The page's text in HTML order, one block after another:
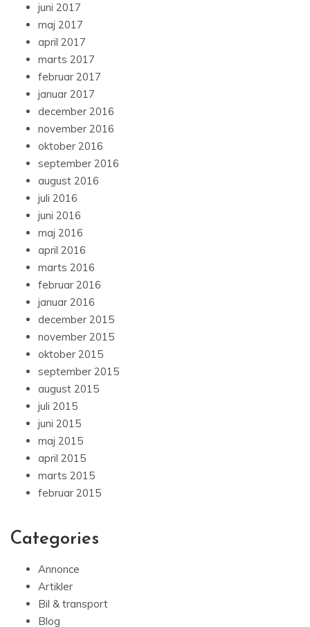
juni 2017
maj 2017
april 2017
marts 2017
februar 2017
januar 2017
december 2016
november 2016
oktober 2016
september 2016
august 2016
juli 2016
juni 2016
maj 2016
april 2016
marts 2016
februar 2016
januar 2016
december 2015
november 2015
oktober 2015
september 2015
august 2015
juli 2015
juni 2015
maj 2015
april 2015
marts 2015
februar 2015
Categories
Annonce
Artikler
Bil & transport
Blog